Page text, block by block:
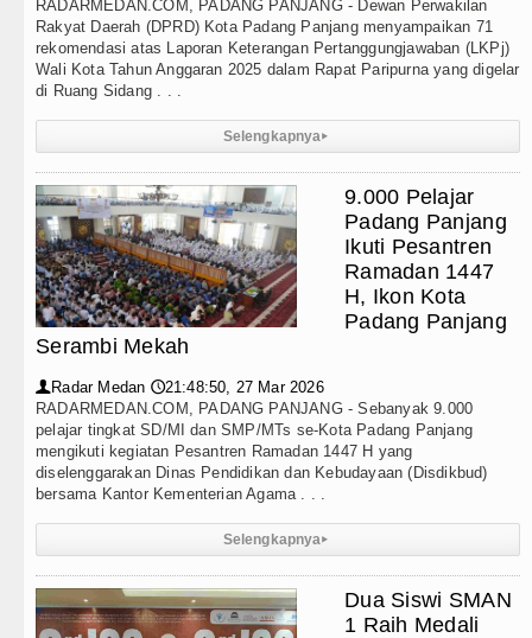
RADARMEDAN.COM, PADANG PANJANG - Dewan Perwakilan
Rakyat Daerah (DPRD) Kota Padang Panjang menyampaikan 71
rekomendasi atas Laporan Keterangan Pertanggungjawaban (LKPj)
Wali Kota Tahun Anggaran 2025 dalam Rapat Paripurna yang digelar
di Ruang Sidang . . .
Selengkapnya▸
9.000 Pelajar
Padang Panjang
Ikuti Pesantren
Ramadan 1447
H, Ikon Kota
Padang Panjang
Serambi Mekah
👤 Radar Medan 🕔21:48:50, 27 Mar 2026
RADARMEDAN.COM, PADANG PANJANG - Sebanyak 9.000
pelajar tingkat SD/MI dan SMP/MTs se-Kota Padang Panjang
mengikuti kegiatan Pesantren Ramadan 1447 H yang
diselenggarakan Dinas Pendidikan dan Kebudayaan (Disdikbud)
bersama Kantor Kementerian Agama . . .
Selengkapnya▸
Dua Siswi SMAN
1 Raih Medali